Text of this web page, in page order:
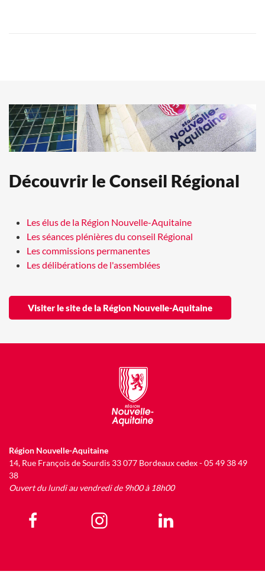
Découvrir le Conseil Régional
Les élus de la Région Nouvelle-Aquitaine
Les séances plénières du conseil Régional
Les commissions permanentes
Les délibérations de l'assemblées
Visiter le site de la Région Nouvelle-Aquitaine
Région Nouvelle-Aquitaine
14, Rue François de Sourdis 33 077 Bordeaux cedex - 05 49 38 49
38
Ouvert du lundi au vendredi de 9h00 à 18h00